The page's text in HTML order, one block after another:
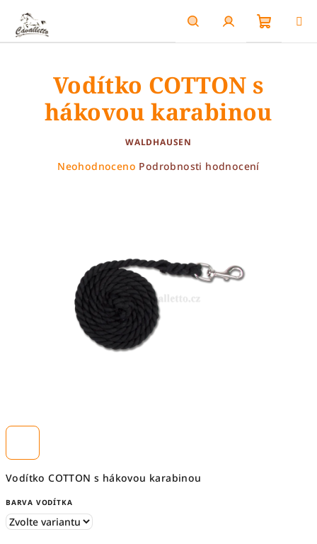
obsah
HledatPřihlášení
košík
Vodítko COTTON s hákovou karabinou
BARVA VODÍTKA
Vodítko COTTON s
hákovou karabinou
WALDHAUSEN
Průměrné
hvězdiček.
Neohodnoceno Podrobnosti hodnocení